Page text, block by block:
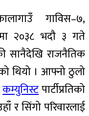
गाविस–७,
२०३८ भदौ ३ गते
सानैदेखि राजनैतिक
थियो । आफ्नो ठुलो
कम्युनिस्टपार्टीप्रतिको
र सिंगो परिवारलाई